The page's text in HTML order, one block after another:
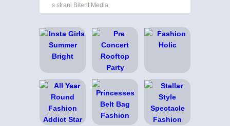
s strani Bitent Media